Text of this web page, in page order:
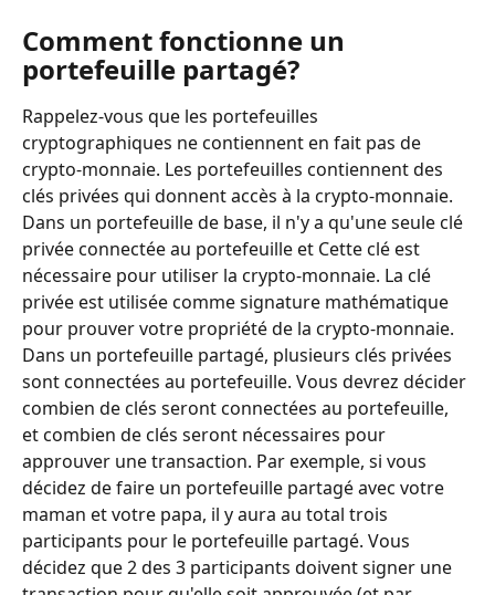
Comment fonctionne un
portefeuille partagé?
Rappelez-vous que les portefeuilles
cryptographiques ne contiennent en fait pas de
crypto-monnaie. Les portefeuilles contiennent des
clés privées qui donnent accès à la crypto-monnaie.
Dans un portefeuille de base, il n'y a qu'une seule clé
privée connectée au portefeuille et Cette clé est
nécessaire pour utiliser la crypto-monnaie. La clé
privée est utilisée comme signature mathématique
pour prouver votre propriété de la crypto-monnaie.
Dans un portefeuille partagé, plusieurs clés privées
sont connectées au portefeuille. Vous devrez décider
combien de clés seront connectées au portefeuille,
et combien de clés seront nécessaires pour
approuver une transaction. Par exemple, si vous
décidez de faire un portefeuille partagé avec votre
maman et votre papa, il y aura au total trois
participants pour le portefeuille partagé. Vous
décidez que 2 des 3 participants doivent signer une